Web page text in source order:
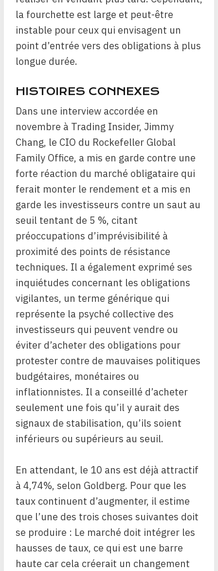
la fourchette est large et peut-être
instable pour ceux qui envisagent un
point d’entrée vers des obligations à plus
longue durée.
HISTOIRES CONNEXES
Dans une interview accordée en
novembre à Trading Insider, Jimmy
Chang, le CIO du Rockefeller Global
Family Office, a mis en garde contre une
forte réaction du marché obligataire qui
ferait monter le rendement et a mis en
garde les investisseurs contre un saut au
seuil tentant de 5 %, citant
préoccupations d’imprévisibilité à
proximité des points de résistance
techniques. Il a également exprimé ses
inquiétudes concernant les obligations
vigilantes, un terme générique qui
représente la psyché collective des
investisseurs qui peuvent vendre ou
éviter d’acheter des obligations pour
protester contre de mauvaises politiques
budgétaires, monétaires ou
inflationnistes. Il a conseillé d’acheter
seulement une fois qu’il y aurait des
signaux de stabilisation, qu’ils soient
inférieurs ou supérieurs au seuil.
En attendant, le 10 ans est déjà attractif
à 4,74%, selon Goldberg. Pour que les
taux continuent d’augmenter, il estime
que l’une des trois choses suivantes doit
se produire : Le marché doit intégrer les
hausses de taux, ce qui est une barre
haute car cela créerait un changement